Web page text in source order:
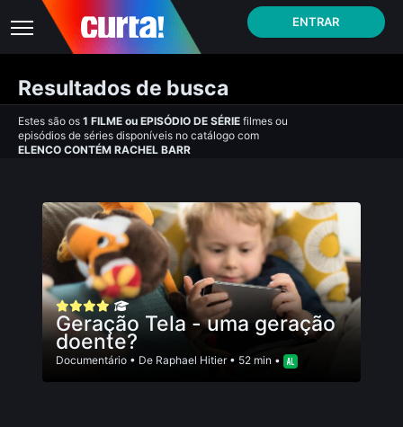
ENTRAR
Resultados de busca
Estes são os 1 FILME ou EPISÓDIO DE SÉRIE filmes ou
episódios de séries disponíveis no catálogo com
ELENCO CONTÉM RACHEL BARR
Geração Tela - uma geração
doente?
Documentário • De Raphael Hitier• 52 min •